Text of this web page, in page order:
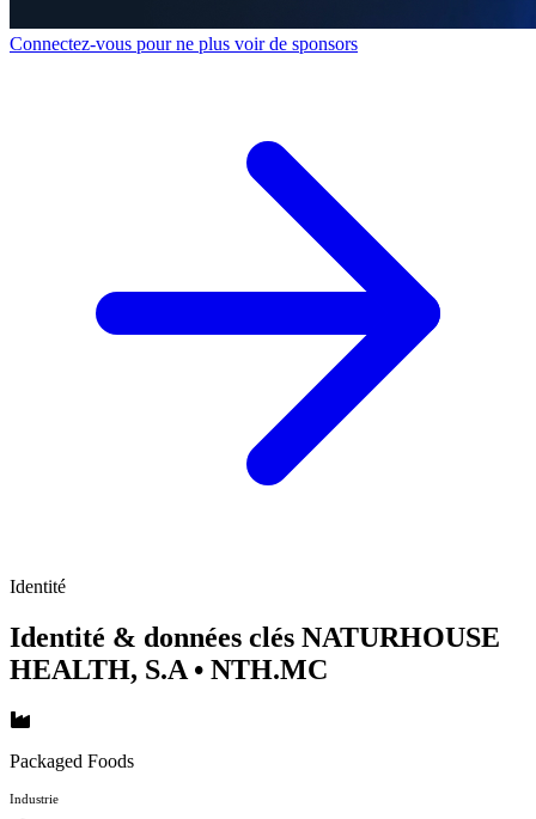
Connectez-vous pour ne plus voir de sponsors
Identité
Identité & données clés NATURHOUSE
HEALTH, S.A • NTH.MC
Packaged Foods
Industrie